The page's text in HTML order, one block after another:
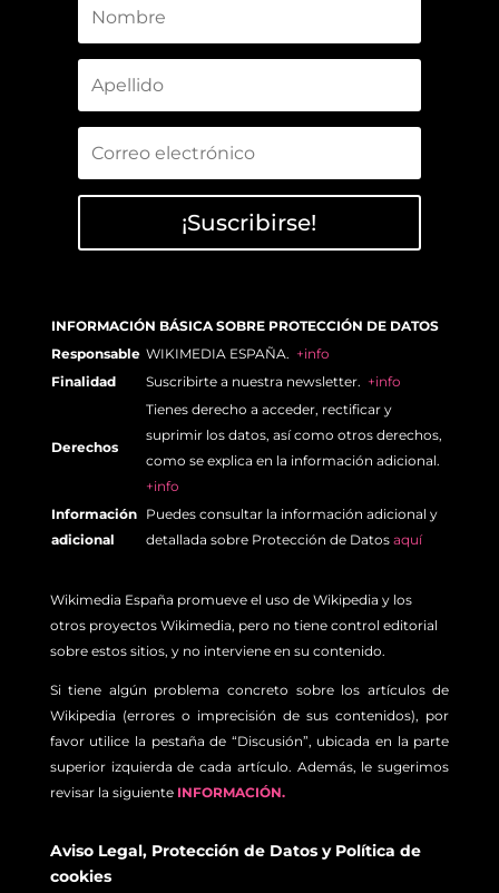
¡Suscribirse!
INFORMACIÓN BÁSICA SOBRE PROTECCIÓN DE DATOS
Responsable WIKIMEDIA ESPAÑA. +info
Finalidad
Suscribirte a nuestra newsletter. +info
Derechos
Tienes derecho a acceder, rectificar y
suprimir los datos, así como otros derechos,
como se explica en la información adicional.
+info
Información
adicional
Puedes consultar la información adicional y
detallada sobre Protección de Datos aquí
Wikimedia España promueve el uso de Wikipedia y los
otros proyectos Wikimedia, pero no tiene control editorial
sobre estos sitios, y no interviene en su contenido.
Si tiene algún problema concreto sobre los artículos de
Wikipedia (errores o imprecisión de sus contenidos), por
favor utilice la pestaña de “Discusión”, ubicada en la parte
superior izquierda de cada artículo. Además, le sugerimos
revisar la siguiente INFORMACIÓN.
Aviso Legal, Protección de Datosy Política de
cookies